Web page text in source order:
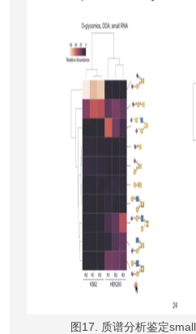
图17. 质谱分析鉴定